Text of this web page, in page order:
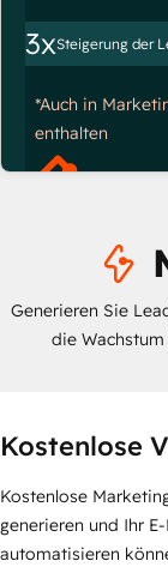
3xSteigerung der
*Auch in
enthalten
Generieren Sie
die
Kostenlose
Kostenlose
generieren und Ihr
automatisieren